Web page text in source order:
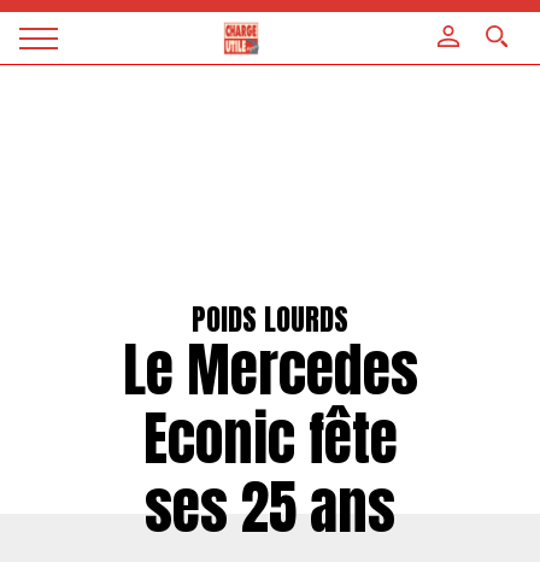
Magazine
POIDS LOURDS
Le Mercedes
Econic fête
ses 25 ans
Panneau de gestion des cookies